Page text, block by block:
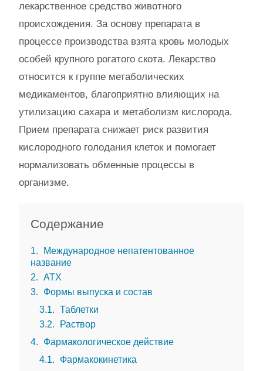
лекарственное средство животного
происхождения. За основу препарата в
процессе производства взята кровь молодых
особей крупного рогатого скота. Лекарство
относится к группе метаболических
медикаментов, благоприятно влияющих на
утилизацию сахара и метаболизм кислорода.
Прием препарата снижает риск развития
кислородного голодания клеток и помогает
нормализовать обменные процессы в
организме.
Содержание
1
Международное непатентованное
название
2
АТХ
3
Формы выпуска и состав
3.1
Таблетки
3.2
Раствор
4
Фармакологическое действие
4.1
Фармакокинетика